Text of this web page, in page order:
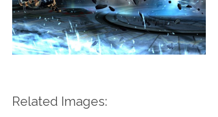
Related Images: